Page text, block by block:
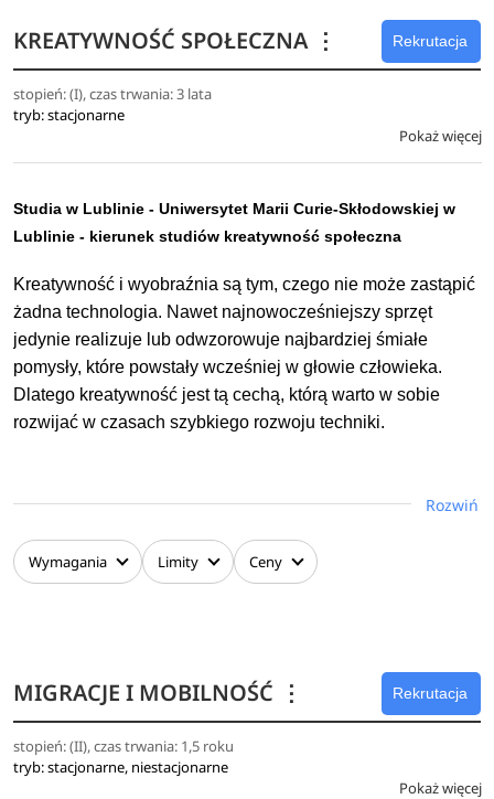
zaangażowanej i efektywnej partycypacji wróżnorodnych
działaniach społecznych w dziedzinie gospodarki, polityki
oraz kultury.
KREATYWNOŚĆ SPOŁECZNA ⋮ Rekrutacja
stopień: (I), czas trwania: 3 lata
tryb: stacjonarne
Pokaż więcej
Studia w Lublinie - Uniwersytet Marii Curie-Skłodowskiej w
Lublinie - kierunek studiów kreatywność społeczna
Kreatywność i wyobraźnia są tym, czego nie może zastąpić
żadna technologia. Nawet najnowocześniejszy sprzęt
jedynie realizuje lub odwzorowuje najbardziej śmiałe
pomysły, które powstały wcześniej w głowie człowieka.
Dlatego kreatywność jest tą cechą, którą warto w sobie
rozwijać w czasach szybkiego rozwoju techniki.
warunkach szybko zmieniającej się rzeczywistości. Studia
te pomagają wykształcić takie cechy, jak nieszablonowość
współczesnym runku pracy, nie tylko w branży kreatywnej.
Rozwiń
Wymagania Limity Ceny
MIGRACJE I MOBILNOŚĆ ⋮ Rekrutacja
stopień: (II), czas trwania: 1,5 roku
tryb: stacjonarne, niestacjonarne
Pokaż więcej